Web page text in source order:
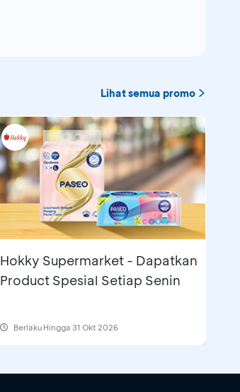
Lihat semua promo
Hokky Supermarket - Dapatkan
Product Spesial Setiap Senin
Berlaku Hingga 31 Okt 2026